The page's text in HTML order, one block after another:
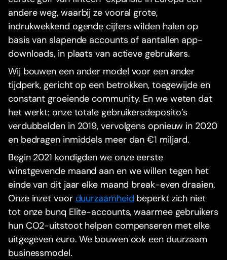
andere weg, waarbij ze vooral grote,
indrukwekkend ogende cijfers wilden halen op
basis van slapende accounts of aantallen app-
downloads, in plaats van actieve gebruikers.
Wij bouwen een ander model voor een ander
tijdperk, gericht op een betrokken, toegewijde en
constant groeiende community. En we weten dat
het werkt: onze totale gebruikersdeposito’s
verdubbelden in 2019, vervolgens opnieuw in 2020
en bedragen inmiddels meer dan €1 miljard.
Begin 2021 kondigden we onze eerste
winstgevende maand aan en we willen tegen het
einde van dit jaar elke maand break-even draaien.
Onze inzet voor duurzaamheid beperkt zich niet
tot onze bunq Elite-accounts, waarmee gebruikers
hun CO2-uitstoot helpen compenseren met elke
uitgegeven euro. We bouwen ook een duurzaam
businessmodel.